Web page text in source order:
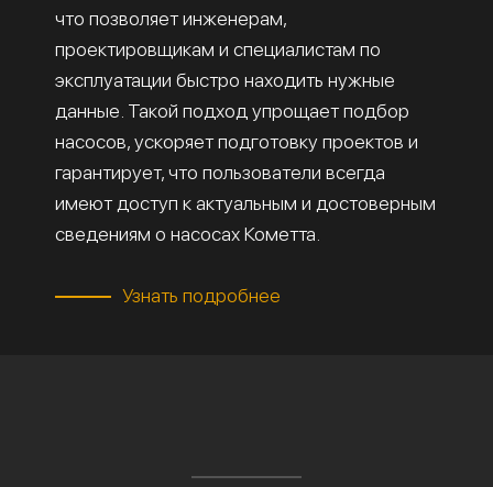
что позволяет инженерам,
проектировщикам и специалистам по
эксплуатации быстро находить нужные
данные. Такой подход упрощает подбор
насосов, ускоряет подготовку проектов и
гарантирует, что пользователи всегда
имеют доступ к актуальным и достоверным
сведениям о насосах Кометта.
Узнать подробнее